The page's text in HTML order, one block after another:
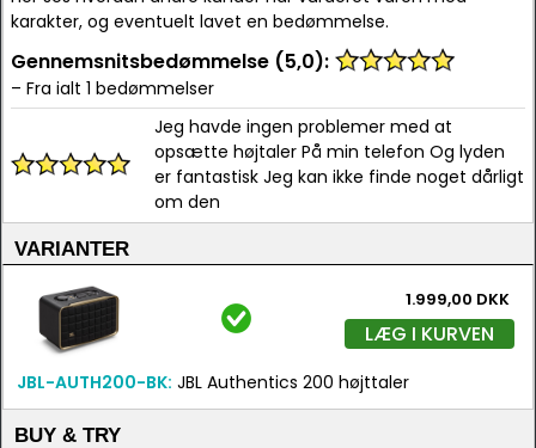
karakter, og eventuelt lavet en bedømmelse.
Gennemsnitsbedømmelse (5,0):
– Fra ialt 1 bedømmelser
Jeg havde ingen problemer med at
opsætte højtaler På min telefon Og lyden
er fantastisk Jeg kan ikke finde noget dårligt
om den
VARIANTER
1.999,00 DKK
LÆG I KURVEN
JBL-AUTH200-BK: JBL Authentics 200 højttaler
BUY & TRY